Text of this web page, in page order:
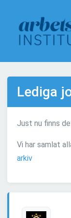
Lediga
Just nu finns
Vi har samlat
arkiv